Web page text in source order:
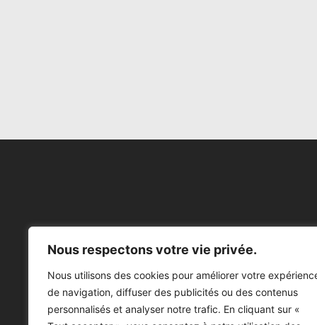
Nous respectons votre vie privée.
Nous utilisons des cookies pour améliorer votre
de navigation, diffuser des publicités ou des contenus
personnalisés et analyser notre trafic. En cliquant sur «